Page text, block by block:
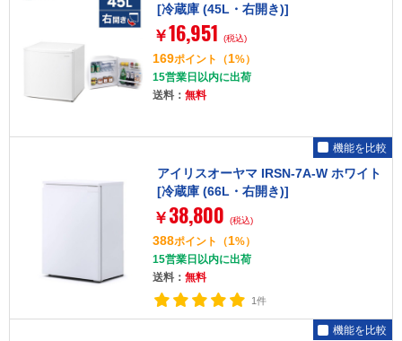
[冷蔵庫 (45L・右開き)]
￥16,951 (税込)
169ポイント （1%）
15営業日以内に出荷
送料： 無料
アイリスオーヤマ IRSN-7A-W ホワイト
[冷蔵庫 (66L・右開き)]
￥ 38,800 (税込)
388ポイント （1%）
15営業日以内に出荷
送料： 無料
1件
機能を比較
機能を比較